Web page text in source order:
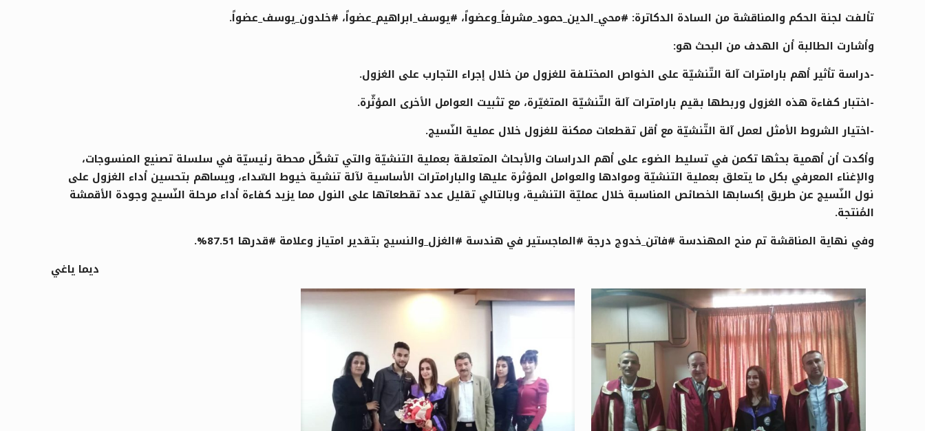
تألفت لجنة الحكم والمناقشة من السادة الدكاترة: #محي_الدين_حمود_مشرفاً_وعضواً، #يوسف_ابراهيم_عضواً، #خلدون_يوسف_عضواً.
وأشارت الطالبة أن الهدف من البحث هو:
-دراسة تأثير أهم بارامترات آلة التّنشيّة على الخواص المختلفة للغزول من خلال إجراء التجارب على الغزول.
-اختبار كفاءة هذه الغزول وربطها بقيم بارامترات آلة التّنشيّة المتغيّرة، مع تثبيت العوامل الأخرى المؤثّرة.
-اختيار الشروط الأمثل لعمل آلة التّنشيّة مع أقل تقطعات ممكنة للغزول خلال عملية النّسيج.
وأكدت أن أهمية بحثها تكمن في تسليط الضوء على أهم الدراسات والأبحاث المتعلقة بعملية التنشيّة والتي تشكّل محطة رئيسيّة في سلسلة تصنيع المنسوجات،
والإغناء المعرفي بكل ما يتعلق بعملية التنشيّة وموادها والعوامل المؤثرة عليها والبارامترات الأساسية لآلة تنشية خيوط السّداء، ويساهم بتحسين أداء الغزول على
نول النّسيج عن طريق إكسابها الخصائص المناسبة خلال عمليّة التنشية، وبالتالي تقليل عدد تقطعاتها على النول مما يزيد كفاءة أداء مرحلة النّسيج وجودة الأقمشة
المُنتجة.
وفي نهاية المناقشة تم منح المهندسة #فاتن_خدوج درجة #الماجستير في هندسة #الغزل_والنسيج بتقدير امتياز وعلامة #قدرها 87.51%.
ديما ياغي